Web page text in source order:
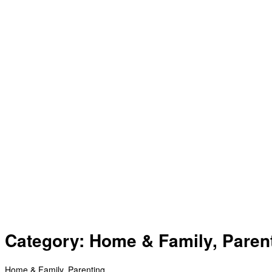
Category: Home & Family,